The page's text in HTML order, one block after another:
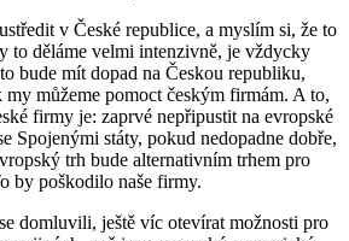
v České republice, a myslím si, že to
to děláme velmi intenzivně, je vždycky
bude mít dopad na Českou republiku,
můžeme pomoct českým firmám. A to,
firmy je: zaprvé nepřipustit na evropské
Spojenými státy, pokud nedopadne dobře,
trh bude alternativním trhem pro
by poškodilo naše firmy.
domluvili, ještě víc otevírat možnosti pro